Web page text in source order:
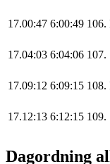
17.00:47 6:00:49 106.
17.04:03 6:04:06 107.
17.09:12 6:09:15 108.
17.12:13 6:12:15 109.
Dagordning